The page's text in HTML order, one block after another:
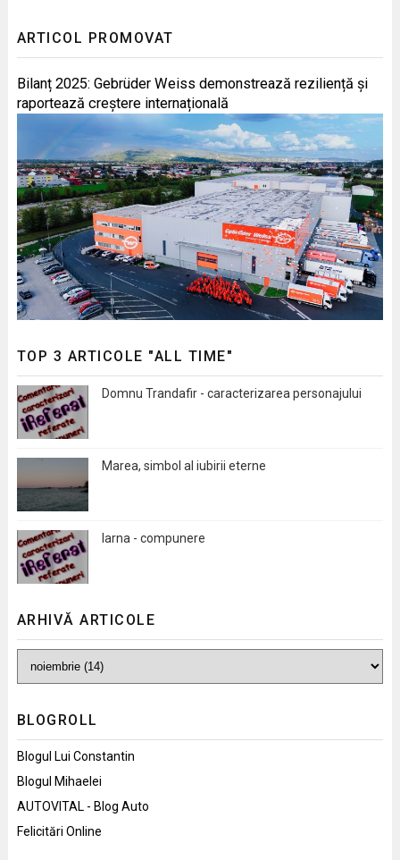
ARTICOL PROMOVAT
Bilanț 2025: Gebrüder Weiss demonstrează reziliență și
raportează creștere internațională
TOP 3 ARTICOLE "ALL TIME"
Domnu Trandafir - caracterizarea personajului
Marea, simbol al iubirii eterne
Iarna - compunere
ARHIVĂ ARTICOLE
BLOGROLL
Blogul Lui Constantin
Blogul Mihaelei
AUTOVITAL - Blog Auto
Felicitări Online